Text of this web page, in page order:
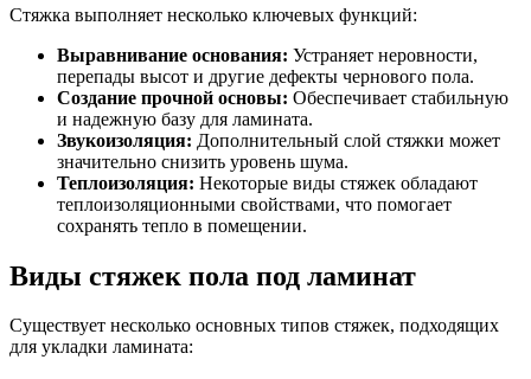
Стяжка выполняет несколько ключевых функций:
Выравнивание основания: Устраняет неровности,
перепады высот и другие дефекты чернового пола.
Создание прочной основы: Обеспечивает стабильную
и надежную базу для ламината.
Звукоизоляция: Дополнительный слой стяжки может
значительно снизить уровень шума.
Теплоизоляция: Некоторые виды стяжек обладают
теплоизоляционными свойствами, что помогает
сохранять тепло в помещении.
Виды стяжек пола под ламинат
Существует несколько основных типов стяжек, подходящих
для укладки ламината: